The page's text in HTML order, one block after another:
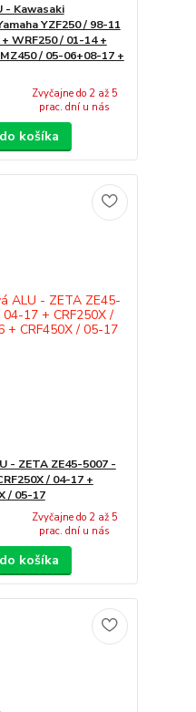
- Kawasaki
YZF250 / 98-11
WRF250 / 01-14 +
/ 05-06+08-17 +
Zvyčajne do 2 až 5
prac. dní u nás
košíka
- ZETA ZE45-5007 -
/ 04-17 +
/ 05-17
Zvyčajne do 2 až 5
prac. dní u nás
košíka